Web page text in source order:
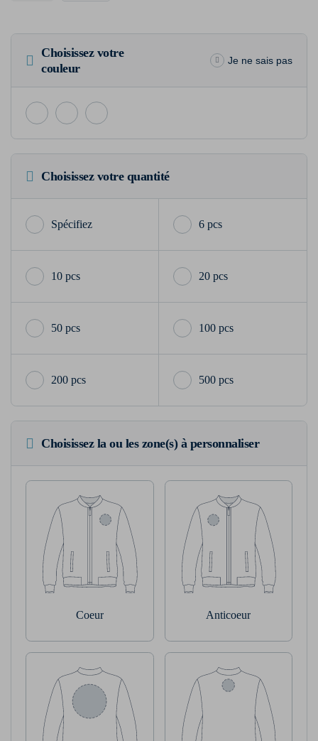
Choisissez votre
couleur
Je ne sais pas
Choisissez votre quantité
6 pcs
10 pcs 20 pcs
50 pcs 100 pcs
200 pcs 500 pcs
Choisissez la ou les zone(s) à personnaliser
Coeur Anticoeur